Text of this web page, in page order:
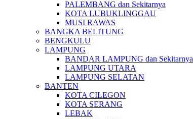
PALEMBANG dan Sekitarnya
KOTA LUBUKLINGGAU
MUSI RAWAS
BANGKA BELITUNG
BENGKULU
LAMPUNG
BANDAR LAMPUNG dan Sekitarnya
LAMPUNG UTARA
LAMPUNG SELATAN
BANTEN
KOTA CILEGON
KOTA SERANG
LEBAK